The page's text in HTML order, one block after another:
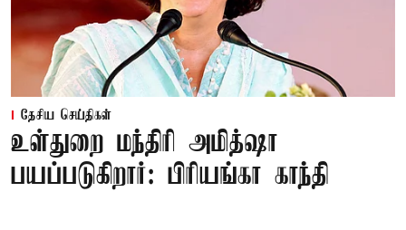
தேசிய செய்திகள்
உள்துறை மந்திரி அமித்ஷா
பயப்படுகிறார்: பிரியங்கா காந்தி